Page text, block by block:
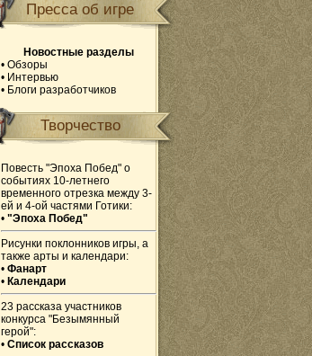
Пресса об игре
Новостные разделы
• Обзоры
• Интервью
• Блоги разработчиков
Творчество
Повесть "Эпоха Побед" о
событиях 10-летнего
временного отрезка между 3-
ей и 4-ой частями Готики:
• "Эпоха Побед"
Рисунки поклонников игры, а
также арты и календари:
• Фанарт
• Календари
23 рассказа участников
конкурса "Безымянный
герой":
• Список рассказов